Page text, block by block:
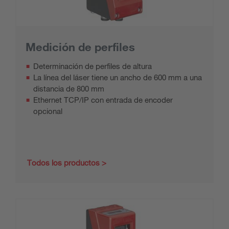
Medición de perfiles
Determinación de perfiles de altura
La línea del láser tiene un ancho de 600 mm a una
distancia de 800 mm
Ethernet TCP/IP con entrada de encoder
opcional
Todos los productos